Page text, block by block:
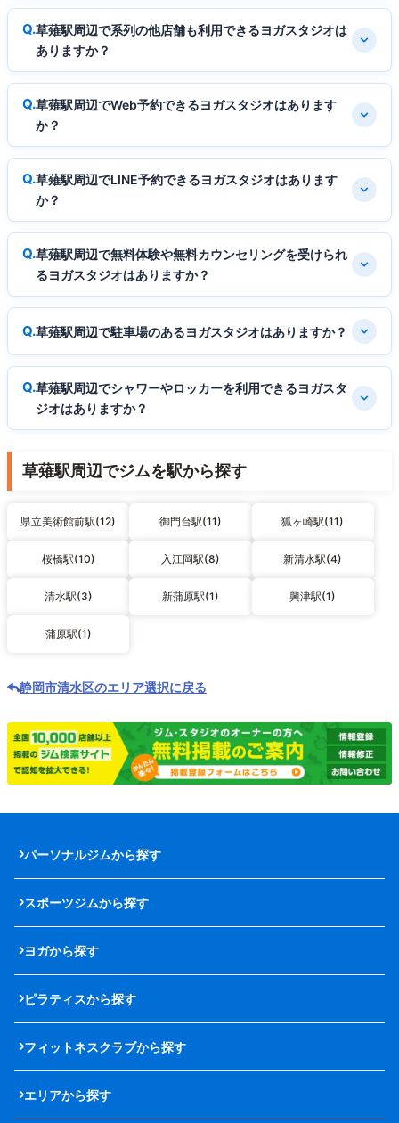
草薙駅周辺で系列の他店舗も利用できるヨガスタジオは
ありますか？
草薙駅周辺でWeb予約できるヨガスタジオはあります
か？
草薙駅周辺でLINE予約できるヨガスタジオはあります
か？
草薙駅周辺で無料体験や無料カウンセリングを受けられ
るヨガスタジオはありますか？
草薙駅周辺で駐車場のあるヨガスタジオはありますか？
草薙駅周辺でシャワーやロッカーを利用できるヨガスタ
ジオはありますか？
草薙駅周辺でジムを駅から探す
県立美術館前駅(12) 御門台駅(11) 狐ヶ崎駅(11)
桜橋駅(10) 入江岡駅(8) 新清水駅(4)
清水駅(3) 新蒲原駅(1) 興津駅(1)
蒲原駅(1)
静岡市清水区のエリア選択に戻る
パーソナルジムから探す
スポーツジムから探す
ヨガから探す
ピラティスから探す
フィットネスクラブから探す
エリアから探す